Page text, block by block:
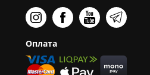
Оплата